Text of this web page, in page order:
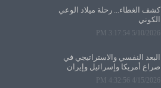
كشف الغطاء... رحلة ميلاد الوعي
الكوني
5/10/2026 3:17:54 PM
البعد النفسي والاستراتيجي في
صراع أمريكا وإسرائيل وإيران
4/15/2026 4:32:56 PM